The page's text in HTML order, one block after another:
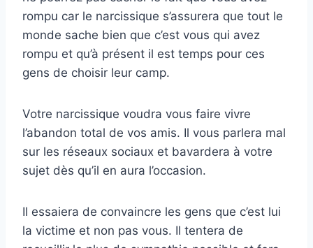
rompu car le narcissique s’assurera que tout le
monde sache bien que c’est vous qui avez
rompu et qu’à présent il est temps pour ces
gens de choisir leur camp.
Votre narcissique voudra vous faire vivre
l’abandon total de vos amis. Il vous parlera mal
sur les réseaux sociaux et bavardera à votre
sujet dès qu’il en aura l’occasion.
Il essaiera de convaincre les gens que c’est lui
la victime et non pas vous. Il tentera de